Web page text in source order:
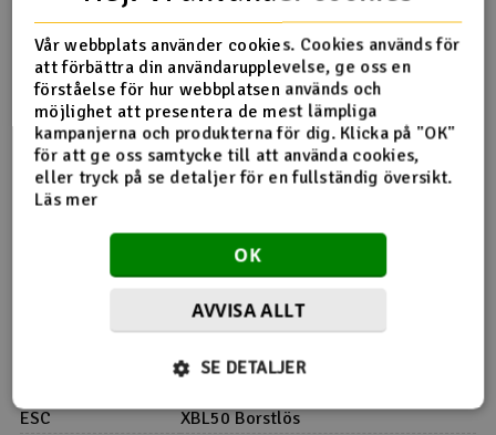
NiMh 7,2V eller 2s LiPo
4X AA-batterier för radio
Specifikationer
Skala
1/10
Hex till hex
Fram: 178 mm/Bak 171 mm
Höjd
257 Mm
Justerbar 6/8/10/12 grader
Helt kullagerväxelsystem
Bakhjulsdrift
XBL Borstlös 2500KV
ESC
XBL50 Borstlös
Vår webbplats använder cookies. Cookies används för
att förbättra din användarupplevelse, ge oss en
förståelse för hur webbplatsen används och
möjlighet att presentera de mest lämpliga
kampanjerna och produkterna för dig. Klicka på "OK"
för att ge oss samtycke till att använda cookies,
eller tryck på se detaljer för en fullständig översikt.
Läs mer
OK
AVVISA ALLT
SE DETALJER